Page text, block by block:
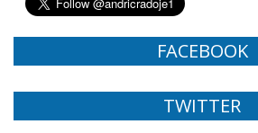
FACEBOOK
TWITTER